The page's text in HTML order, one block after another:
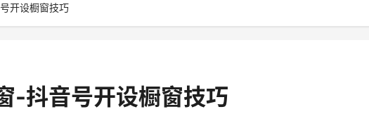
开设橱窗技巧
-抖音号开设橱窗技巧